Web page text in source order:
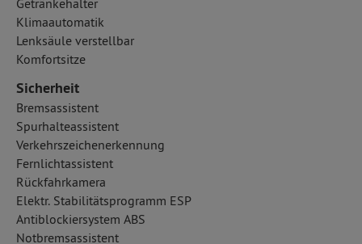
Getränkehalter
Klimaautomatik
Lenksäule verstellbar
Komfortsitze
Sicherheit
Bremsassistent
Spurhalteassistent
Verkehrszeichenerkennung
Fernlichtassistent
Rückfahrkamera
Elektr. Stabilitätsprogramm ESP
Antiblockiersystem ABS
Notbremsassistent